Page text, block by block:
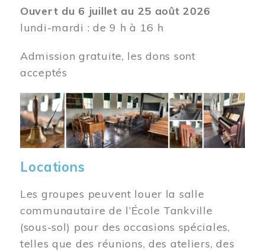
Ouvert du 6 juillet au 25 août 2026
lundi-mardi : de 9 h à 16 h
Admission gratuite, les dons sont
acceptés
Image
Locations
Les groupes peuvent louer la salle
communautaire de l’École Tankville
(sous-sol) pour des occasions spéciales,
telles que des réunions, des ateliers, des